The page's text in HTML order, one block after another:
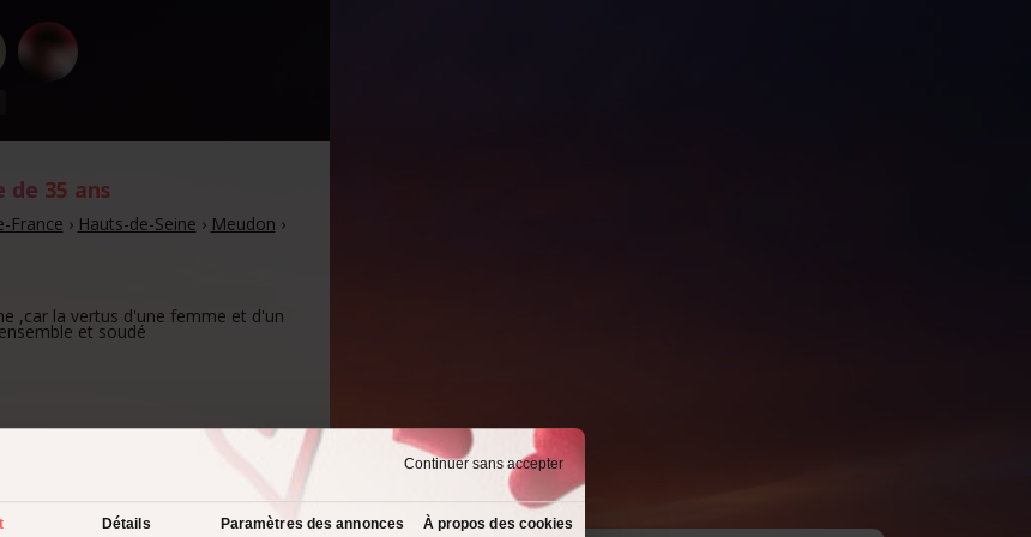
Continuer sans accepter
Détails Paramètres des annonces À propos des cookies
de 35 ans
France › Hauts-de-Seine › Meudon ›
,car la vertus d'une femme et d'un
et soudé
moi